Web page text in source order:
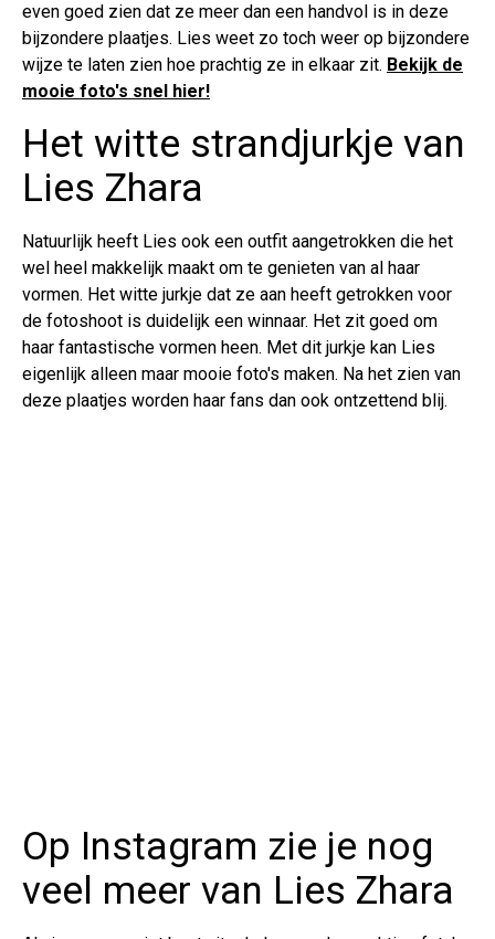
even goed zien dat ze meer dan een handvol is in deze
bijzondere plaatjes. Lies weet zo toch weer op bijzondere
wijze te laten zien hoe prachtig ze in elkaar zit. Bekijk de
mooie foto's snel hier!
Het witte strandjurkje van
Lies Zhara
Natuurlijk heeft Lies ook een outfit aangetrokken die het
wel heel makkelijk maakt om te genieten van al haar
vormen. Het witte jurkje dat ze aan heeft getrokken voor
de fotoshoot is duidelijk een winnaar. Het zit goed om
haar fantastische vormen heen. Met dit jurkje kan Lies
eigenlijk alleen maar mooie foto's maken. Na het zien van
deze plaatjes worden haar fans dan ook ontzettend blij.
Op Instagram zie je nog
veel meer van Lies Zhara